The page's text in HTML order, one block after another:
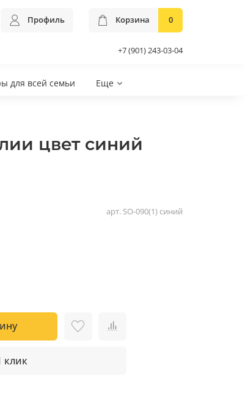
Профиль Корзина 0
+7 (901) 243-03-04
для всей семьи
Еще
арт. SO-090(1) синий
цвет синий
клик